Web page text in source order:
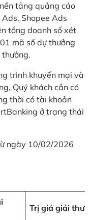
tảng quảng cáo
Shopee Ads
tổng doanh số xét
mã số dự thưởng
trình khuyến mại và
Quý khách cần có
thời có tài khoản
ở trạng thái
ngày 10/02/2026
Trị giá giải